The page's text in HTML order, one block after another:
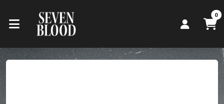
0
Startseite
Produkte
“Life Is Just a Phase”